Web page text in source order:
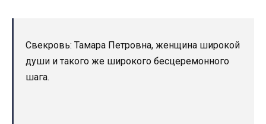
Свекровь: Тамара Петровна, женщина широкой
души и такого же широкого бесцеремонного
шага.